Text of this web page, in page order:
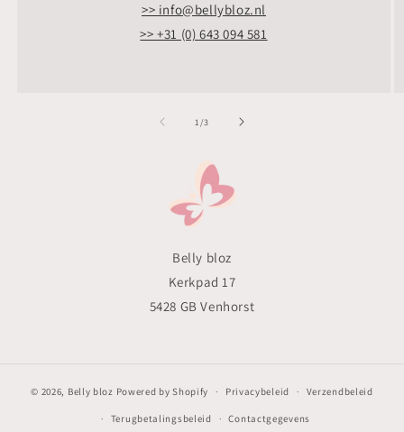
>> info@bellybloz.nl
>> +31 (0) 643 094 581
1 /van
3
Belly bloz
Kerkpad 17
5428 GB Venhorst
© 2026, Belly bloz Powered by Shopify Privacybeleid Verzendbeleid
Terugbetalingsbeleid Contactgegevens